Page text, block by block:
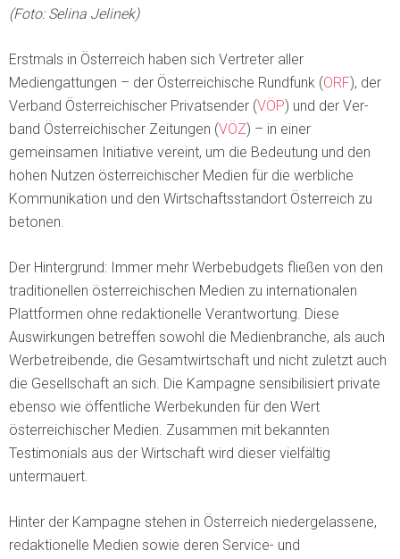
(Foto: Selina Jelinek)
Erstmals in Österreich haben sich Vertreter aller
Mediengattungen – der Öster­reichische Rundfunk (ORF), der
Verband Österreichischer Privatsender (VÖP) und der Ver­
band Österreichischer Zeitungen (VÖZ) – in einer
gemeinsamen Initiative vereint, um die Bedeutung und den
hohen Nutzen österreichischer Medien für die werbliche
Kommunika­tion und den Wirtschaftsstandort Österreich zu
betonen.
Der Hintergrund: Immer mehr Werbebudgets fließen von den
traditionellen österreichischen Medien zu internationalen
Plattformen ohne redaktionelle Verantwortung. Diese
Auswirkun­gen betreffen sowohl die Medienbranche, als auch
Werbetreibende, die Gesamtwirtschaft und nicht zuletzt auch
die Gesellschaft an sich. Die Kampagne sensibilisiert private
ebenso wie öffentliche Werbekunden für den Wert
österreichischer Medien. Zusammen mit bekann­ten
Testimonials aus der Wirtschaft wird dieser vielfältig
untermauert.
Hinter der Kampagne stehen in Österreich niedergelassene,
redaktionelle Medien sowie deren Service- und